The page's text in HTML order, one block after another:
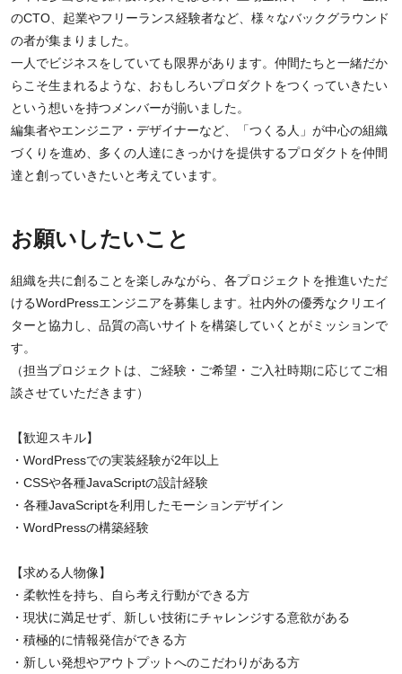
のCTO、起業やフリーランス経験者など、様々なバックグラウンド
の者が集まりました。
一人でビジネスをしていても限界があります。仲間たちと一緒だか
らこそ生まれるような、おもしろいプロダクトをつくっていきたい
という想いを持つメンバーが揃いました。
編集者やエンジニア・デザイナーなど、「つくる人」が中心の組織
づくりを進め、多くの人達にきっかけを提供するプロダクトを仲間
達と創っていきたいと考えています。
お願いしたいこと
組織を共に創ることを楽しみながら、各プロジェクトを推進いただ
けるWordPressエンジニアを募集します。社内外の優秀なクリエイ
ターと協力し、品質の高いサイトを構築していくとがミッションで
す。
（担当プロジェクトは、ご経験・ご希望・ご入社時期に応じてご相
談させていただきます）
【歓迎スキル】
・WordPressでの実装経験が2年以上
・CSSや各種JavaScriptの設計経験
・各種JavaScriptを利用したモーションデザイン
・WordPressの構築経験
【求める人物像】
・柔軟性を持ち、自ら考え行動ができる方
・現状に満足せず、新しい技術にチャレンジする意欲がある
・積極的に情報発信ができる方
・新しい発想やアウトプットへのこだわりがある方